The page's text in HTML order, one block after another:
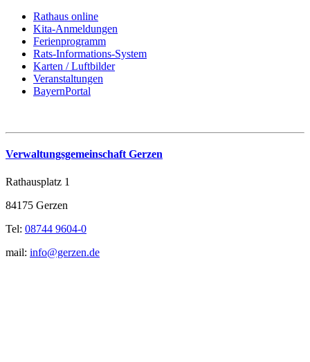
Rathaus online
Kita-Anmeldungen
Ferienprogramm
Rats-Informations-System
Karten / Luftbilder
Veranstaltungen
BayernPortal
Verwaltungsgemeinschaft Gerzen
Rathausplatz 1
84175 Gerzen
Tel: 08744 9604-0
mail: info@gerzen.de